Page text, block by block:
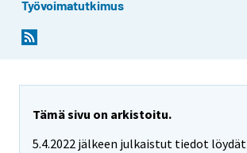
Työvoimatutkimus
Tämä sivu on arkistoitu.
5.4.2022 jälkeen julkaistut tiedot löydät